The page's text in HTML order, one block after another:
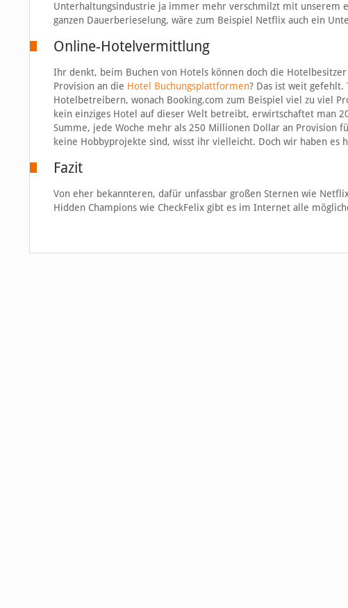
Unterhaltungsindustrie ja immer mehr verschmilzt mit unserem
ganzen Dauerberieselung, wäre zum Beispiel Netflix auch ein
Online-Hotelvermittlung
Ihr denkt, beim Buchen von Hotels können doch die
Provision an die Hotel Buchungsplattformen? Das ist weit gefehlt.
Hotelbetreibern, wonach Booking.com zum Beispiel viel zu viel
kein einziges Hotel auf dieser Welt betreibt, erwirtschaftet man
Summe, jede Woche mehr als 250 Millionen Dollar an Provision
keine Hobbyprojekte sind, wisst ihr vielleicht. Doch wir haben es
Fazit
Von eher bekannteren, dafür unfassbar großen Sternen wie
Hidden Champions wie CheckFelix gibt es im Internet alle